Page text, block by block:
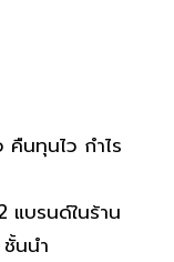
นทุนไว กำไร
แบรนด์ในร้าน
นนำ